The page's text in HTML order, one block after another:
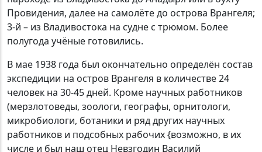
Провидения, далее на самолёте до острова Врангеля;
3-й – из Владивостока на судне с трюмом. Более
полугода учёные готовились.
В мае 1938 года был окончательно определён состав
экспедиции на остров Врангеля в количестве 24
человек на 30-45 дней. Кроме научных работников
(мерзлотоведы, зоологи, географы, орнитологи,
микробиологи, ботаники и ряд других научных
работников и подсобных рабочих {возможно, в их
числе и был наш отец Невзгодин Василий